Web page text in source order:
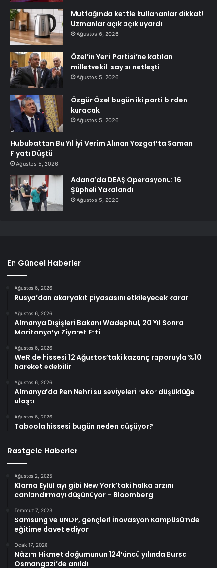
Mutfağında kettle kullananlar dikkat!
Uzmanlar açık açık uyardı
Ağustos 6, 2026
Özel’in Yeni Partisi’ne katılan
milletvekili sayısı netleşti
Ağustos 5, 2026
Özgür Özel bugün iki parti birden
kuracak
Ağustos 5, 2026
Hububattan Bu Yıl İyi Verim Alınan Yozgat’ta Saman
Fiyatı Düştü
Ağustos 5, 2026
Adana’da DEAŞ Operasyonu: 16
Şüpheli Yakalandı
Ağustos 5, 2026
En Güncel Haberler
Ağustos 6, 2026
Rusya’dan akaryakıt piyasasını etkileyecek karar
Ağustos 6, 2026
Almanya Dışişleri Bakanı Wadephul, 20 Yıl Sonra
Moritanya’yı Ziyaret Etti
Ağustos 6, 2026
WeRide hissesi 12 Ağustos’taki kazanç raporuyla %10
hareket edebilir
Ağustos 6, 2026
Almanya’da Ren Nehri su seviyeleri rekor düşüklüğe
ulaştı
Ağustos 6, 2026
Taboola hissesi bugün neden düşüyor?
Rastgele Haberler
Ağustos 2, 2025
Klarna Eylül ayı gibi New York’taki halka arzını
canlandırmayı düşünüyor – Bloomberg
Temmuz 7, 2023
Samsung ve UNDP, gençleri İnovasyon Kampüsü’nde
eğitime davet ediyor
Ocak 17, 2026
Nâzım Hikmet doğumunun 124’üncü yılında Bursa
Osmangazi’de anıldı